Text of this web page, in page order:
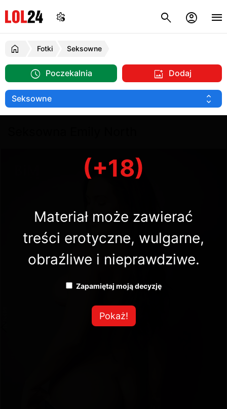
Fotki Seksowne
Poczekalnia Dodaj
(+18)
Materiał może zawierać
treści erotyczne, wulgarne,
obraźliwe i nieprawdziwe.
Zapamiętaj moją decyzję
Pokaż!